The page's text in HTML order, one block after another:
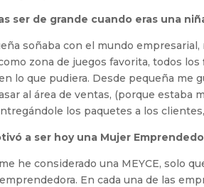
ser de grande cuando eras una
soñaba con el mundo
zona de juegos favorita, todos
lo que pudiera. Desde pequeña
al área de ventas, (porque estaba
los paquetes a los
a ser hoy una Mujer
he considerado una MEYCE, solo
En cada una de las